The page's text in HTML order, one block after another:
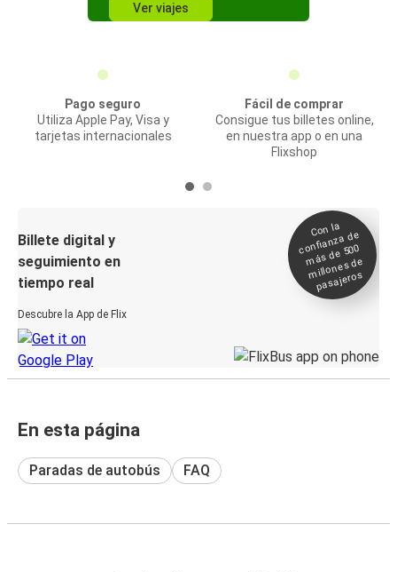
Ver viajes
Pago seguro
Utiliza Apple Pay, Visa y
tarjetas internacionales
Fácil de comprar
Consigue tus billetes online,
en nuestra app o en una
Flixshop
Billete digital y
seguimiento en
tiempo real
Descubre la App de Flix
Con la
confianza de
más de 500
millones de
pasajeros
En esta página
Paradas de autobús FAQ